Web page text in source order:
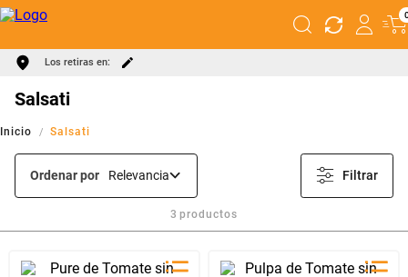
Los retiras en:
Salsati
Salsati
Ordenar por Relevancia Filtrar
3 productos